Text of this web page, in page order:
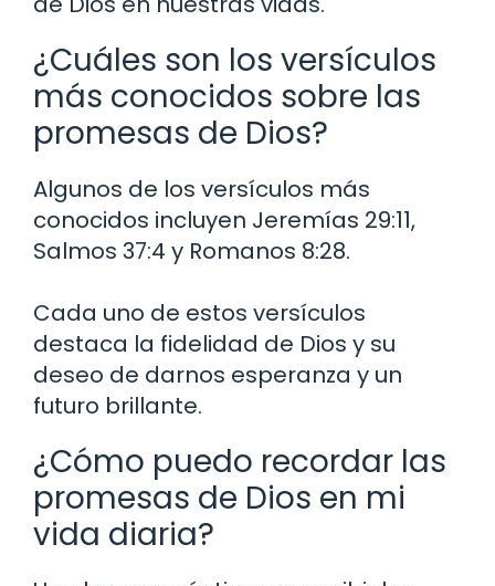
¿Cuáles son los versículos
más conocidos sobre las
promesas de Dios?
Algunos de los versículos más
conocidos incluyen Jeremías 29:11,
Salmos 37:4 y Romanos 8:28.
Cada uno de estos versículos
destaca la fidelidad de Dios y su
deseo de darnos esperanza y un
futuro brillante.
¿Cómo puedo recordar las
promesas de Dios en mi
vida diaria?